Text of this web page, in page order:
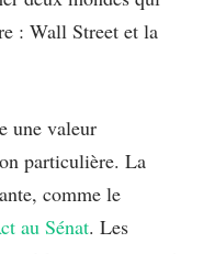
: Wall Street et la
une valeur
particulière. La
comme le
au Sénat. Les